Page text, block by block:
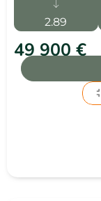
2.89
49 900 €